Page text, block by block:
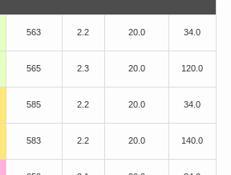
563 2.2 20.0 34.0
565 2.3 20.0 120.0
585 2.2 20.0 34.0
583 2.2 20.0 140.0